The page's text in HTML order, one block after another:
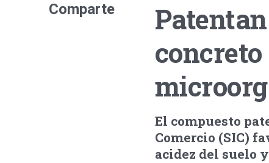
Comparte
El compuesto
Comercio (SIC)
acidez del suelo